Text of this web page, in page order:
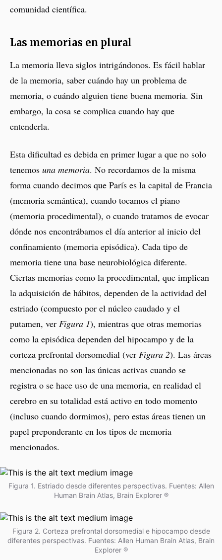
comunidad científica.
Las memorias en plural
La memoria lleva siglos intrigándonos. Es fácil hablar
de la memoria, saber cuándo hay un problema de
memoria, o cuándo alguien tiene buena memoria. Sin
embargo, la cosa se complica cuando hay que
entenderla.
Esta dificultad es debida en primer lugar a que no solo
tenemos una memoria. No recordamos de la misma
forma cuando decimos que París es la capital de Francia
(memoria semántica), cuando tocamos el piano
(memoria procedimental), o cuando tratamos de evocar
dónde nos encontrábamos el día anterior al inicio del
confinamiento (memoria episódica). Cada tipo de
memoria tiene una base neurobiológica diferente.
Ciertas memorias como la procedimental, que implican
la adquisición de hábitos, dependen de la actividad del
estriado (compuesto por el núcleo caudado y el
putamen, ver Figura 1), mientras que otras memorias
como la episódica dependen del hipocampo y de la
corteza prefrontal dorsomedial (ver Figura 2). Las áreas
mencionadas no son las únicas activas cuando se
registra o se hace uso de una memoria, en realidad el
cerebro en su totalidad está activo en todo momento
(incluso cuando dormimos), pero estas áreas tienen un
papel preponderante en los tipos de memoria
mencionados.
Figura 1. Estriado desde diferentes perspectivas. Fuentes: Allen
Human Brain Atlas, Brain Explorer ®
Figura 2. Corteza prefrontal dorsomedial e hipocampo desde
diferentes perspectivas. Fuentes: Allen Human Brain Atlas, Brain
Explorer ®